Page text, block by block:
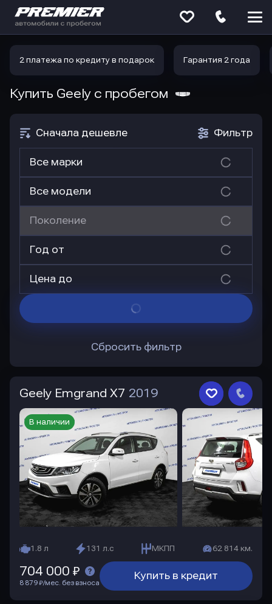
2 платежа по кредиту в подарок Гарантия 2 года
Купить Geely с пробегом
Фильтр
Сначала дешевле
Все марки
Все модели
Поколение
Год от
Цена до
Сбросить фильтр
Geely Emgrand X7 2019
1.8 л 131 л.с МКПП 62 814 км.
В наличии
Купить в кредит
704 000 ₽
8 879 ₽/мес. без взноса